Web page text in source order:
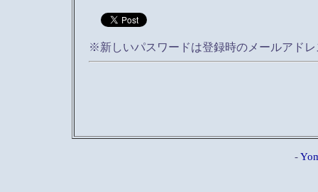
※新しいパスワードは登録時のメールアド
-